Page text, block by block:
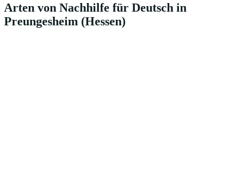
Arten von Nachhilfe für Deutsch in
Preungesheim (Hessen)